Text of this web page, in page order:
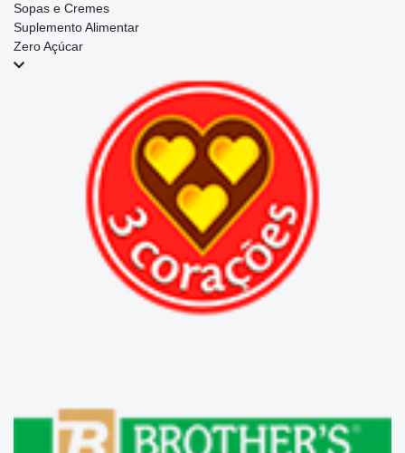
Sopas e Cremes
Suplemento Alimentar
Zero Açúcar